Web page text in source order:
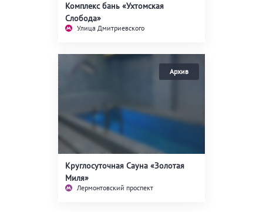
Мангал/ барбекю
Со своей едой
Ресторан/ бар
На берегу водоема
Комната отдыха
Собственная парковка
Детская комната
Комплекс бань «Ухтомская
Слобода»
Улица Дмитриевского
Круглосуточная Сауна «Золотая
Миля»
Лермонтовский проспект